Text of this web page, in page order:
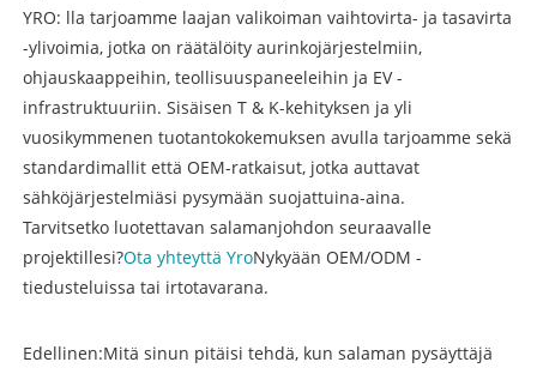
YRO: lla tarjoamme laajan valikoiman vaihtovirta- ja tasavirta
-ylivoimia, jotka on räätälöity aurinkojärjestelmiin,
ohjauskaappeihin, teollisuuspaneeleihin ja EV -
infrastruktuuriin. Sisäisen T & K-kehityksen ja yli
vuosikymmenen tuotantokokemuksen avulla tarjoamme sekä
standardimallit että OEM-ratkaisut, jotka auttavat
sähköjärjestelmiäsi pysymään suojattuina-aina.
Tarvitsetko luotettavan salamanjohdon seuraavalle
projektillesi?Ota yhteyttä YroNykyään OEM/ODM -
tiedusteluissa tai irtotavarana.
Edellinen:Mitä sinun pitäisi tehdä, kun salaman pysäyttäjä